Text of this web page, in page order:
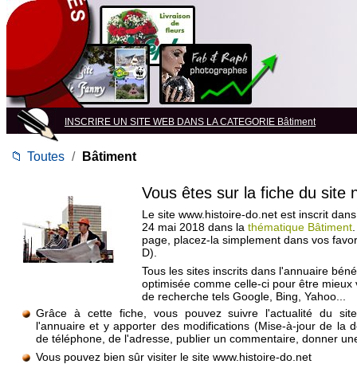
INSCRIRE UN SITE WEB DANS LA CATEGORIE Bâtiment
📁 Toutes / Bâtiment
Vous êtes sur la fiche du site
Le site www.histoire-do.net est inscrit
24 mai 2018 dans la thématique Bâtiment
page, placez-la simplement dans vos
D).
Tous les sites inscrits dans l'annuaire
optimisée comme celle-ci pour être mieux
de recherche tels Google, Bing, Yahoo...
Grâce à cette fiche, vous pouvez suivre l'actualité du
l'annuaire et y apporter des modifications (Mise-à-jour de la
de téléphone, de l'adresse, publier un commentaire, donner
Vous pouvez bien sûr visiter le site www.histoire-do.net